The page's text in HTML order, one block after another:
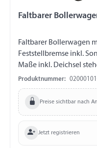
Faltbarer
Faltbarer Bollerwagen
Feststellbremse inkl.
Maße inkl. Deichsel
Maße Innenraum 810 x
zusammengeklappt
Polyester, UV-
Hartgummiräder,
Produktnummer:
Preise sichtbar nach
Jetzt registrieren